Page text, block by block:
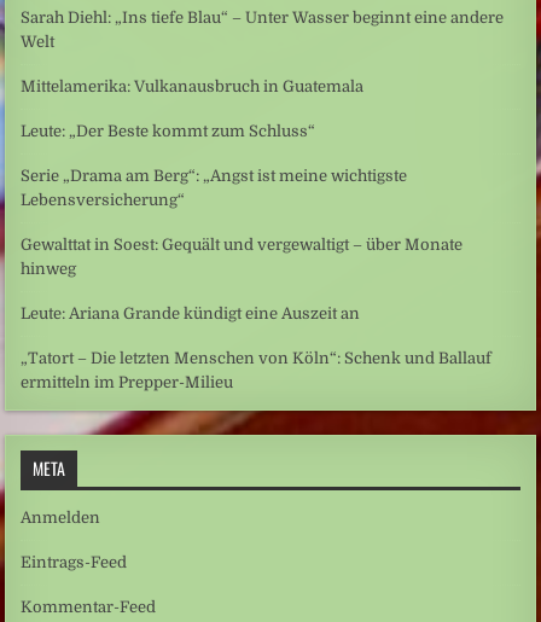
Sarah Diehl: „Ins tiefe Blau“ – Unter Wasser beginnt eine andere
Welt
Mittelamerika: Vulkanausbruch in Guatemala
Leute: „Der Beste kommt zum Schluss“
Serie „Drama am Berg“: „Angst ist meine wichtigste
Lebensversicherung“
Gewalttat in Soest: Gequält und vergewaltigt – über Monate
hinweg
Leute: Ariana Grande kündigt eine Auszeit an
„Tatort – Die letzten Menschen von Köln“: Schenk und Ballauf
ermitteln im Prepper-Milieu
META
Anmelden
Eintrags-Feed
Kommentar-Feed